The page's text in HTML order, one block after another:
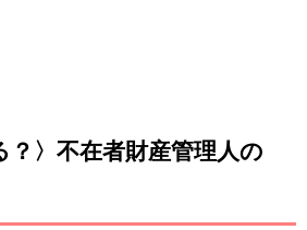
？〉不在者財産管理人の